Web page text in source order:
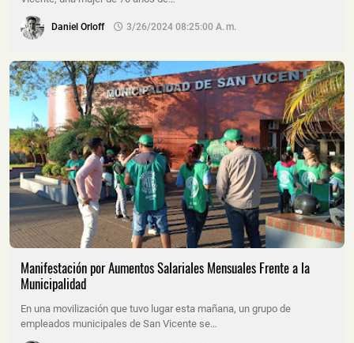
Daniel Orloff 3/26/2024 08:25:00 A. M.
Manifestación por Aumentos Salariales Mensuales Frente a la
Municipalidad
En una movilización que tuvo lugar esta mañana, un grupo de
empleados municipales de San Vicente se…